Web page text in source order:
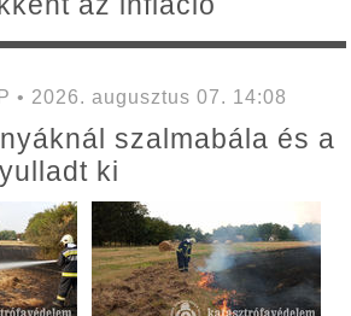
• 2026. augusztus 07. 14:08
szalmabála és a
ki